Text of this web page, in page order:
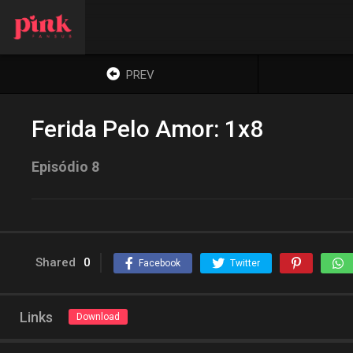
PREV
Ferida Pelo Amor: 1x8
Episódio 8
Shared 0 Facebook Twitter
Links Download